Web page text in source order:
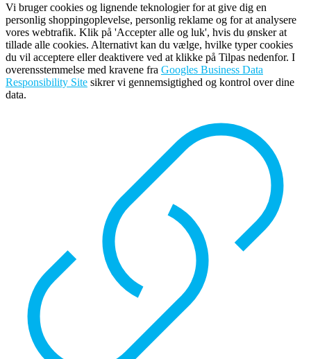
Vi bruger cookies og lignende teknologier for at give dig en
personlig shoppingoplevelse, personlig reklame og for at analysere
vores webtrafik. Klik på 'Accepter alle og luk', hvis du ønsker at
tillade alle cookies. Alternativt kan du vælge, hvilke typer cookies
du vil acceptere eller deaktivere ved at klikke på Tilpas nedenfor. I
overensstemmelse med kravene fra Googles Business Data
Responsibility Site sikrer vi gennemsigtighed og kontrol over dine
data.